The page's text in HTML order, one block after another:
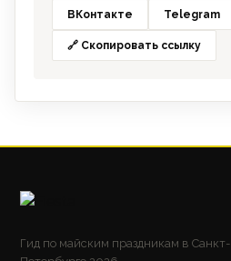
ВКонтакте Telegram
🔗 Скопировать ссылку
Гид по майским праздникам в Санкт-